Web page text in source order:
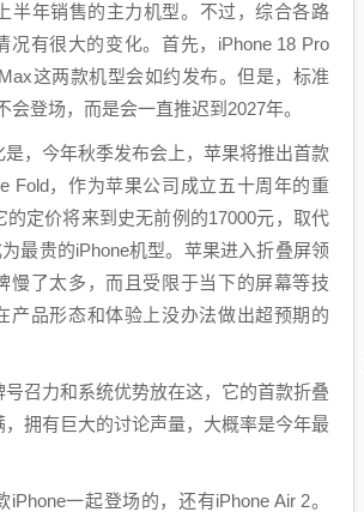
半年销售的主力机型。不过，综合各路
况有很大的变化。首先，iPhone 18 Pro
这两款机型会如约发布。但是，标准
会登场，而是会一直推迟到2027年。
，今年秋季发布会上，苹果将推出首款
Fold，作为苹果公司成立五十周年的重
的定价将来到史无前例的17000元，取代
最贵的iPhone机型。苹果进入折叠屏领
慢了太多，而且受限于当下的屏幕等技
产品形态和体验上没办法做出超预期的
号召力和系统优势放在这，它的首款折叠
，拥有巨大的讨论声量，大概率是今年最
一起登场的，还有iPhone Air 2。